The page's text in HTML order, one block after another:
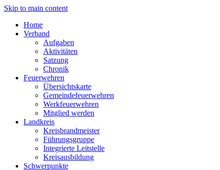
Skip to main content
Home
Verband
Aufgaben
Aktivitäten
Satzung
Chronik
Feuerwehren
Übersichtskarte
Gemeindefeuerwehren
Werkfeuerwehren
Mitglied werden
Landkreis
Kreisbrandmeister
Führungsgruppe
Integrierte Leitstelle
Kreisausbildung
Schwerpunkte